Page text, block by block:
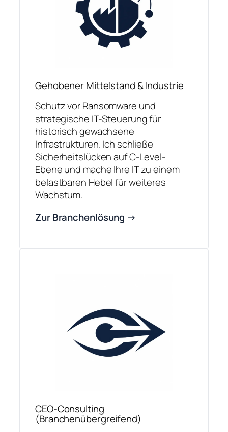
Gehobener Mittelstand & Industrie
Schutz vor Ransomware und
strategische IT-Steuerung für
historisch gewachsene
Infrastrukturen. Ich schließe
Sicherheitslücken auf C-Level-
Ebene und mache Ihre IT zu einem
belastbaren Hebel für weiteres
Wachstum.
Zur Branchenlösung →
CEO-Consulting
(Branchenübergreifend)